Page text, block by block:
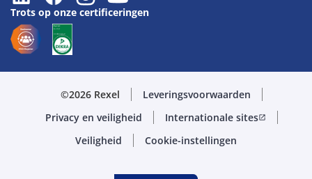
Trots op onze certificeringen
©2026 Rexel
Leveringsvoorwaarden
Privacy en veiligheid
Internationale sitesopen_in_new
Veiligheid Cookie-instellingen